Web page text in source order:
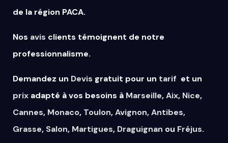
de la région PACA.
Nos avis clients témoignent de notre
professionnalisme.
Demandez un Devis gratuit pour un tarif et un
prix adapté à vos besoins à Marseille,Aix, Nice,
Cannes, Monaco, Toulon,Avignon,Antibes,
Grasse, Salon, Martigues, Draguignan ou Fréjus.